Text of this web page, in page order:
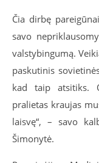
Čia dirbę
savo
valstybingumą.
paskutinis
kad taip atsitiks.
pralietas kraujas
laisvę“, – savo
Šimonytė.